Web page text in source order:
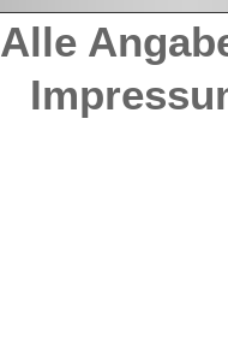
Alle